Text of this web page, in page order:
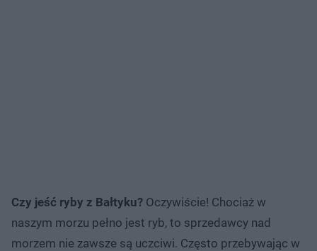
Czy jeść ryby z Bałtyku? Oczywiście! Chociaż w
naszym morzu pełno jest ryb, to sprzedawcy nad
morzem nie zawsze są uczciwi. Często przebywając w